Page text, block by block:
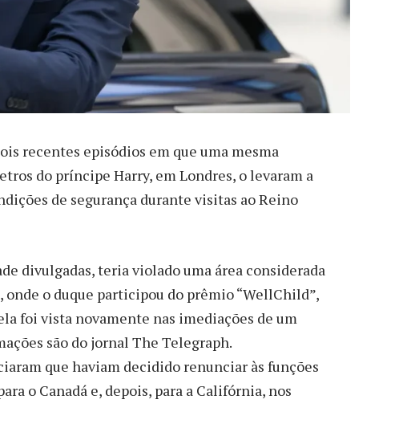
recentes episódios em que uma mesma
do príncipe Harry, em Londres, o levaram a
de segurança durante visitas ao Reino
divulgadas, teria violado uma área considerada
o duque participou do prêmio “WellChild”,
foi vista novamente nas imediações de um
são do jornal The Telegraph.
que haviam decidido renunciar às funções
o Canadá e, depois, para a Califórnia, nos